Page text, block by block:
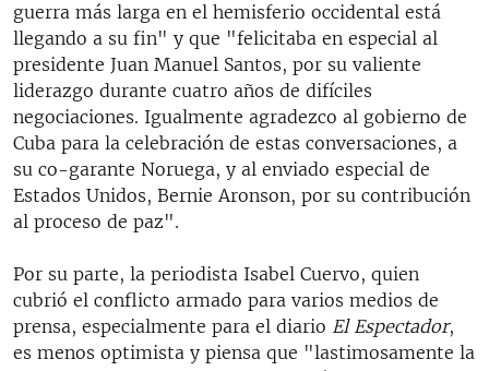
guerra más larga en el hemisferio occidental está
llegando a su fin" y que "felicitaba en especial al
presidente Juan Manuel Santos, por su valiente
liderazgo durante cuatro años de difíciles
negociaciones. Igualmente agradezco al gobierno de
Cuba para la celebración de estas conversaciones, a
su co-garante Noruega, y al enviado especial de
Estados Unidos, Bernie Aronson, por su contribución
al proceso de paz".
Por su parte, la periodista Isabel Cuervo, quien
cubrió el conflicto armado para varios medios de
prensa, especialmente para el diario El Espectador,
es menos optimista y piensa que "lastimosamente la